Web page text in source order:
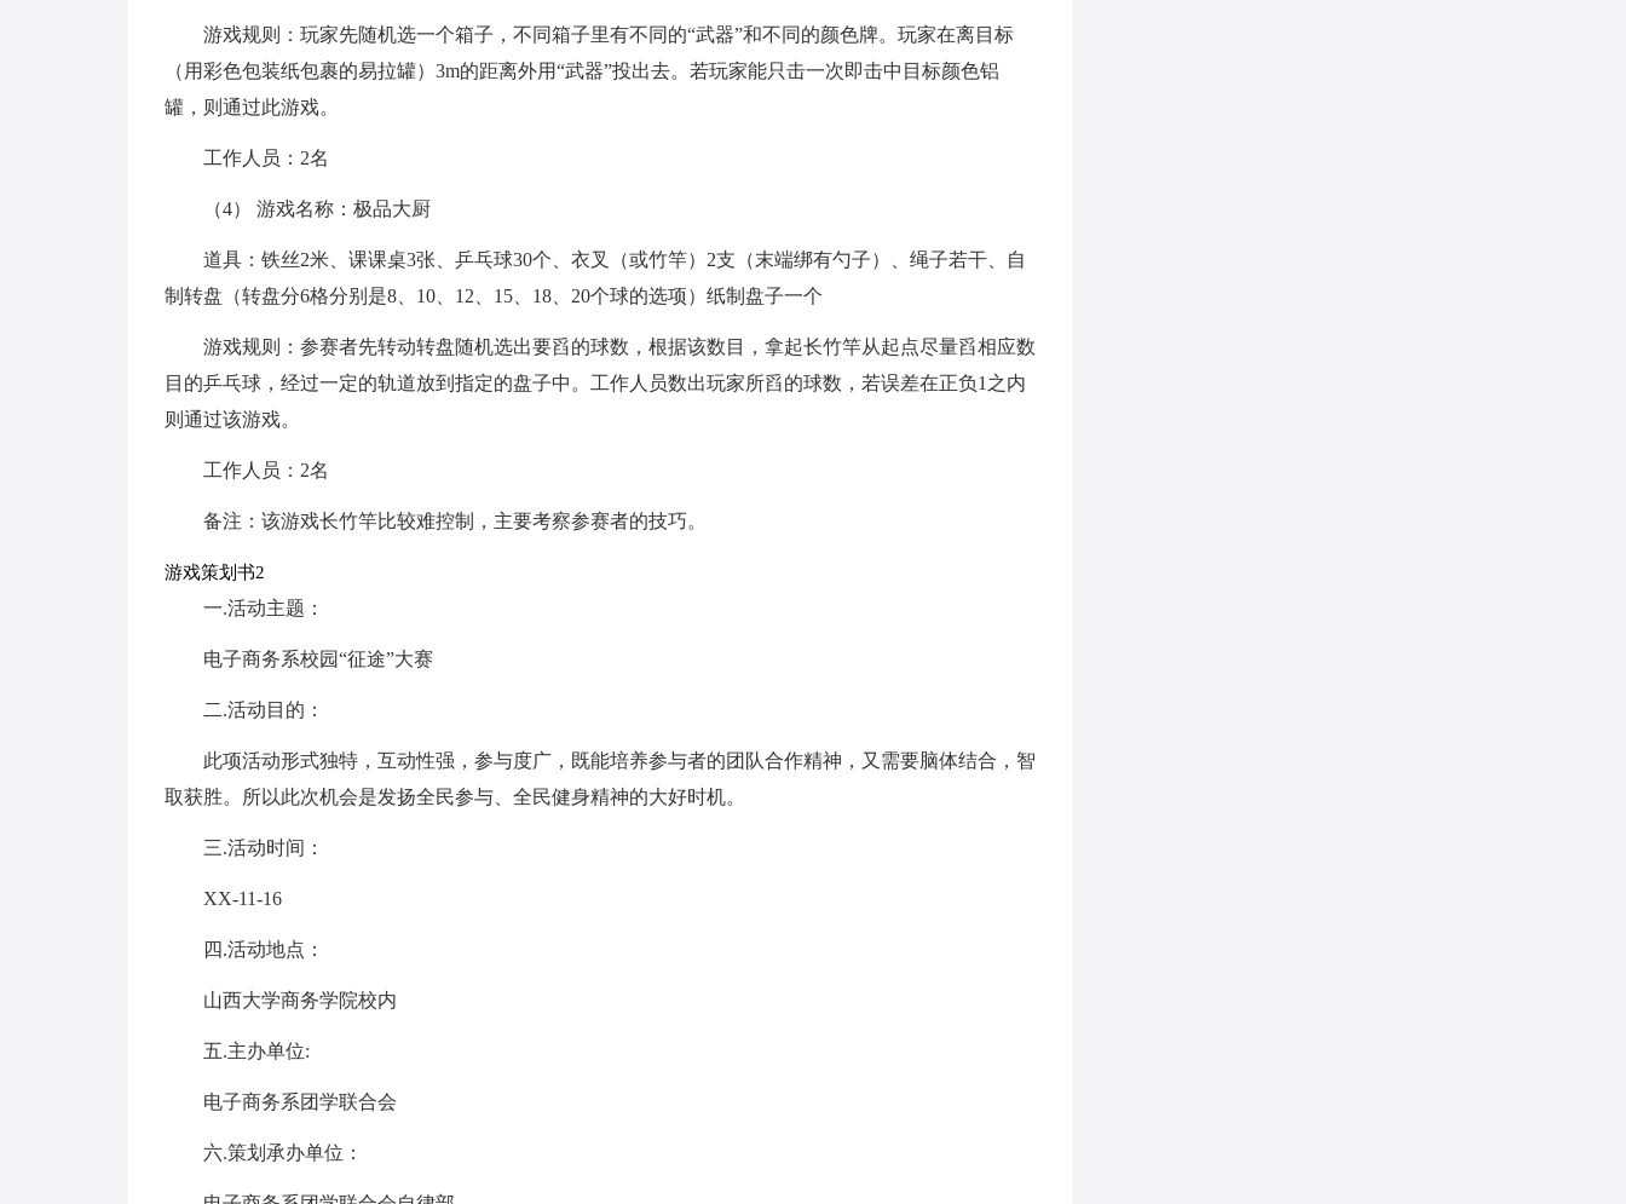
游戏规则：玩家先随机选一个箱子，不同箱子里有不同的“武器”和不同的颜色牌。玩家在离目标
（用彩色包装纸包裹的易拉罐）3m的距离外用“武器”投出去。若玩家能只击一次即击中目标颜色铝
罐，则通过此游戏。
工作人员：2名
（4） 游戏名称：极品大厨
道具：铁丝2米、课课桌3张、乒乓球30个、衣叉（或竹竿）2支（末端绑有勺子）、绳子若干、自
制转盘（转盘分6格分别是8、10、12、15、18、20个球的选项）纸制盘子一个
游戏规则：参赛者先转动转盘随机选出要舀的球数，根据该数目，拿起长竹竿从起点尽量舀相应数
目的乒乓球，经过一定的轨道放到指定的盘子中。工作人员数出玩家所舀的球数，若误差在正负1之内
则通过该游戏。
工作人员：2名
备注：该游戏长竹竿比较难控制，主要考察参赛者的技巧。
游戏策划书2
一.活动主题：
电子商务系校园“征途”大赛
二.活动目的：
此项活动形式独特，互动性强，参与度广，既能培养参与者的团队合作精神，又需要脑体结合，智
取获胜。所以此次机会是发扬全民参与、全民健身精神的大好时机。
三.活动时间：
XX-11-16
四.活动地点：
山西大学商务学院校内
五.主办单位:
电子商务系团学联合会
六.策划承办单位：